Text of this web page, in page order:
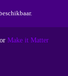
Make it Matter